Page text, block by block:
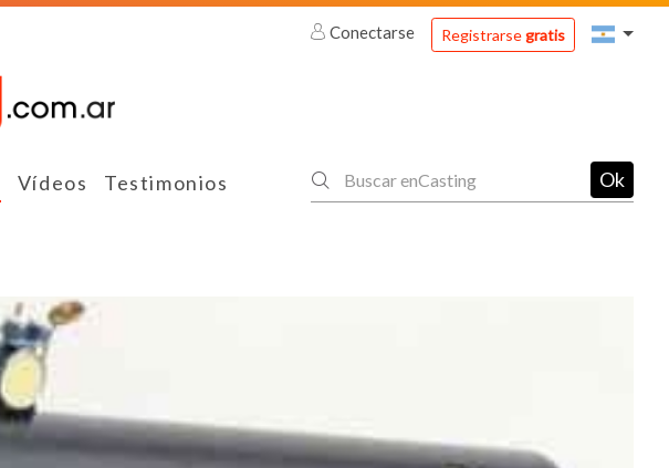
Conectarse Registrarsegratis
Vídeos Testimonios Ok